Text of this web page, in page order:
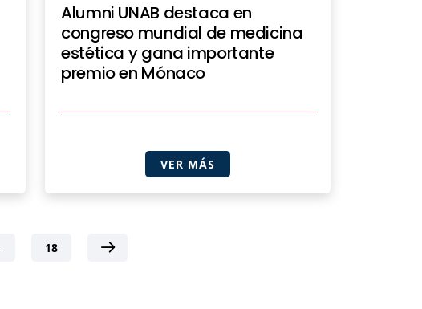
Alumni UNAB destaca en
congreso mundial de medicina
estética y gana importante
premio en Mónaco
VER MÁS
18